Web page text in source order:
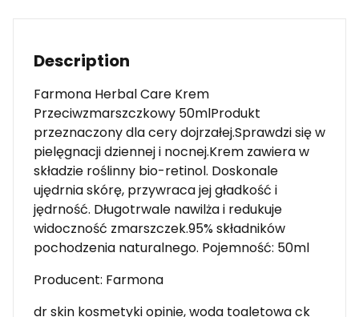
Description
Farmona Herbal Care Krem
Przeciwzmarszczkowy 50mlProdukt
przeznaczony dla cery dojrzałej.Sprawdzi się w
pielęgnacji dziennej i nocnej.Krem zawiera w
składzie roślinny bio-retinol. Doskonale
ujędrnia skórę, przywraca jej gładkość i
jędrność. Długotrwale nawilża i redukuje
widoczność zmarszczek.95% składników
pochodzenia naturalnego. Pojemność: 50ml
Producent: Farmona
dr skin kosmetyki opinie, woda toaletowa ck